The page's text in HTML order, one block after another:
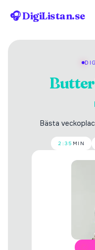
🎧 DigiListan.se
Bästa
2:35 MIN